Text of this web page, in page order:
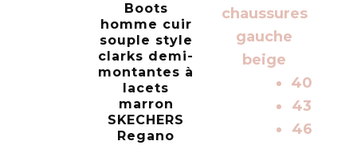
Boots
homme cuir
souple style
clarks demi-
montantes à
lacets
marron
SKECHERS
Regano
40
43
46